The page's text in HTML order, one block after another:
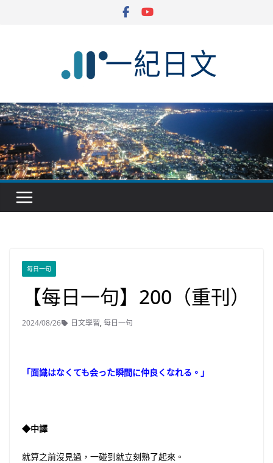
每日一句
【每日一句】200（重刊）
2024/08/26 日文學習,每日一句
「面識はなくても会った瞬間に仲良くなれる。」
◆中譯
就算之前沒見過，一碰到就立刻熟了起來。